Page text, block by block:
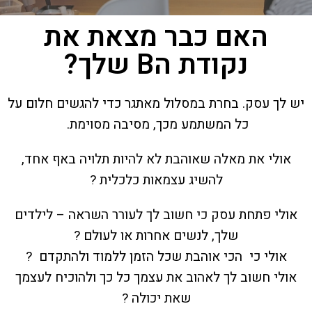
האם כבר מצאת את
נקודת הB שלך?
יש לך עסק. בחרת במסלול מאתגר כדי להגשים חלום על
כל המשתמע מכך, מסיבה מסוימת.
אולי את מאלה שאוהבת לא להיות תלויה באף אחד,
להשיג עצמאות כלכלית ?
אולי פתחת עסק כי חשוב לך לעורר השראה – לילדים
שלך, לנשים אחרות או לעולם ?
אולי כי הכי אוהבת שכל הזמן ללמוד ולהתקדם ?
אולי חשוב לך לאהוב את עצמך כל כך ולהוכיח לעצמך
שאת יכולה ?